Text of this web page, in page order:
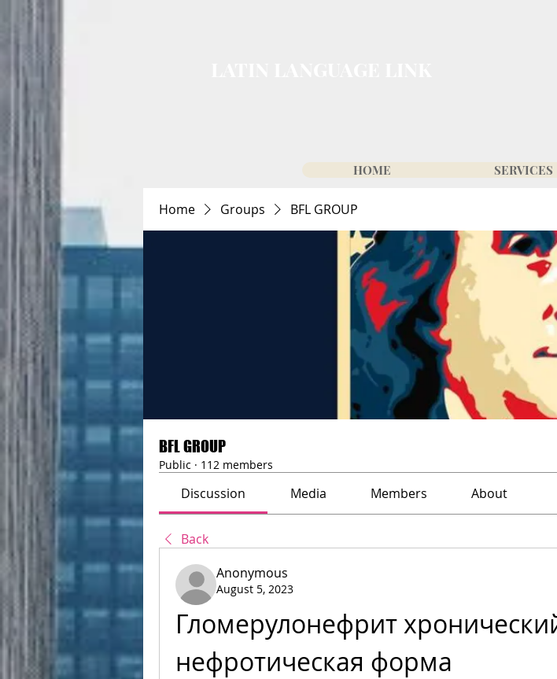
HOME SERVICES
Home Groups BFL GROUP
BFL GROUP
Public · 112 members
Discussion Media Members About
Back
Anonymous
August 5, 2023
Гломерулонефрит
нефротическая форма